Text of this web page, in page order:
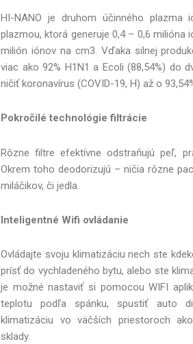
HI-NANO je druhom účinného plazma
plazmou, ktorá generuje 0,4 – 0,6 milióna
milión iónov na cm3. Vďaka silnej
viac ako 92% H1N1 a Ecoli (88,54%) do
ničiť koronavírus (COVID-19, H) až o
Pokročilé technológie filtrácie
Rôzne filtre efektívne odstraňujú peľ,
Okrem toho deodorizujú – ničia rôzne
miláčikov, či jedla.
Inteligentné Wifi ovládanie
Ovládajte svoju klimatizáciu nech ste
prísť do vychladeného bytu, alebo ste
je možné nastaviť si pomocou WIFI
teplotu podľa spánku, spustiť auto
klimatizáciu vo väčších priestoroch
sklady.